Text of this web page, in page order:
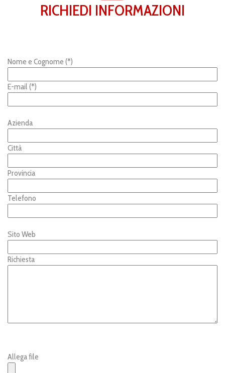
RICHIEDI INFORMAZIONI
Nome e Cognome (*)
E-mail (*)
Azienda
Città
Provincia
Telefono
Sito Web
Richiesta
Allega file